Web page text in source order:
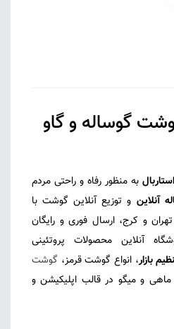
گوساله و گاو
به منظور رفاه و راحتی مردم
آنلاین و توزیع آنلاین گوشت با
و کرج، ارسال فوری و رایگان
آنلاین محصولات پروتئینی
بازار، انواع گوشت قرمز، گوشت
ماهی و میگو در قالب اپلیکیشن و